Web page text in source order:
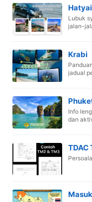
Lubuk
jalan-
Krabi
jadual
Info
dan
TDAC